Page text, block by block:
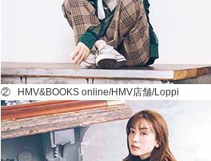
② HMV&BOOKS online/HMV店舗/Loppi